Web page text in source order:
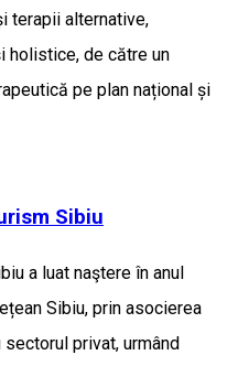
terapii alternative,
holistice, de către un
pe plan național și
Sibiu
a luat naştere în anul
Sibiu, prin asocierea
privat, urmând